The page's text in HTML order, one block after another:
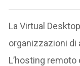
La Virtual
organizzazioni di
L’hosting